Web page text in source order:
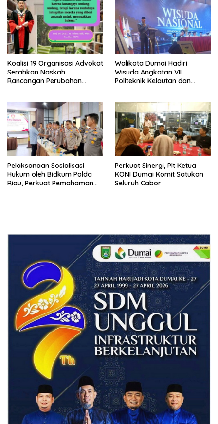
Bersama Kota Dumai
Koalisi 19 Organisasi Advokat
Serahkan Naskah
Rancangan Perubahan
RI
Walikota Dumai Hadiri
Wisuda Angkatan VII
Politeknik Kelautan dan
Pelaksanaan Sosialisasi
Hukum oleh Bidkum Polda
Riau, Perkuat Pemahaman
Perkuat Sinergi, Plt Ketua
KONI Dumai Komit Satukan
Seluruh Cabor